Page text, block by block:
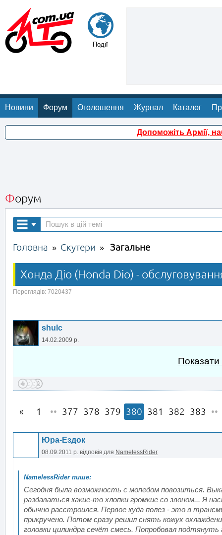
Події
Новини Форум Оголошення Журнал Каталог
Допоможіть Армії,
Форум
Головна » Скутери » Загальне
Хонда Діо (Honda Dio) -
Переглядів: 7020437
shulc
14.02.2009 р.
Показати
1 •• 377 378 379 380 381 382 383 ••
Юра-Ездок
08.09.2011 р. відповів для NamelessRider
Сегодня была возможность с мопедом повозиться.
раздаваться какие-то хлопки громкие со звоном... Я
обычно расстроился. Первое куда полез - это в
прикручено. Потом сразу решил снять кожух
головки цилиндра сечёт смесь. Попробовал